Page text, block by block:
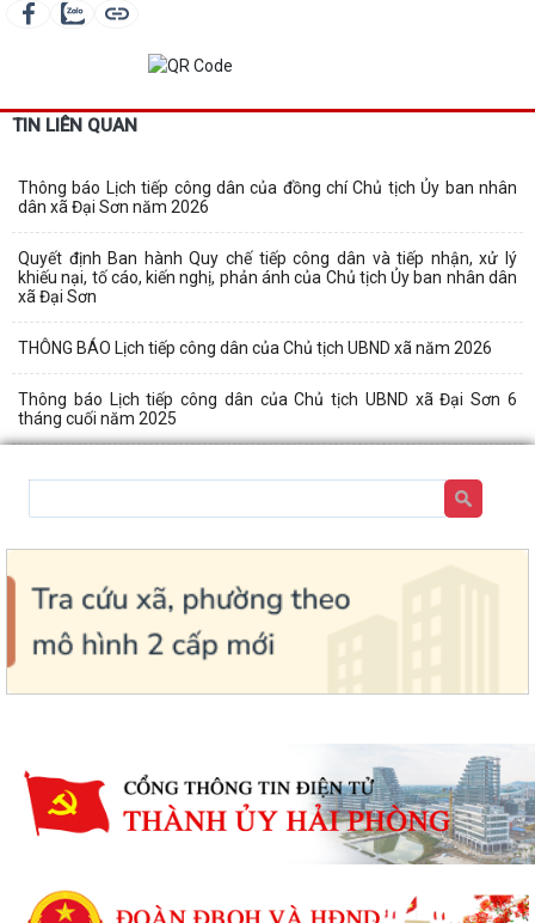
TIN LIÊN QUAN
Thông báo Lịch tiếp công dân của đồng chí Chủ tịch Ủy ban nhân
dân xã Đại Sơn năm 2026
Quyết định Ban hành Quy chế tiếp công dân và tiếp nhận, xử lý
khiếu nại, tố cáo, kiến nghị, phản ánh của Chủ tịch Ủy ban nhân dân
xã Đại Sơn
THÔNG BÁO Lịch tiếp công dân của Chủ tịch UBND xã năm 2026
Thông báo Lịch tiếp công dân của Chủ tịch UBND xã Đại Sơn 6
tháng cuối năm 2025